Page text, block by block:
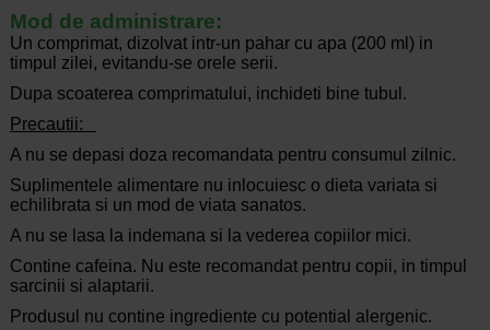
Mod de administrare:
Un comprimat, dizolvat intr-un pahar cu apa (200 ml) in
timpul zilei, evitandu-se orele serii.
Dupa scoaterea comprimatului, inchideti bine tubul.
Precautii:
A nu se depasi doza recomandata pentru consumul zilnic.
Suplimentele alimentare nu inlocuiesc o dieta variata si
echilibrata si un mod de viata sanatos.
A nu se lasa la indemana si la vederea copiilor mici.
Contine cafeina. Nu este recomandat pentru copii, in timpul
sarcinii si alaptarii.
Produsul nu contine ingrediente cu potential alergenic.